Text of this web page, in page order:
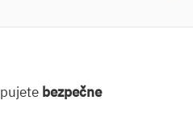
bezpečne